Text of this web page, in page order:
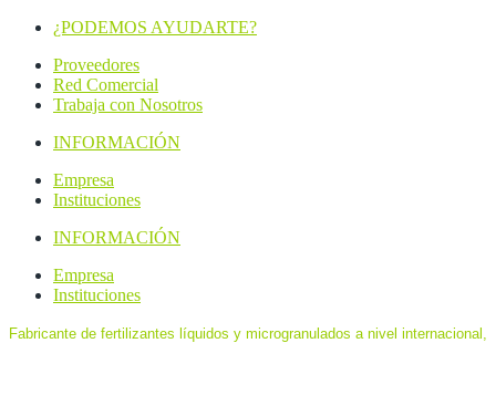
¿PODEMOS AYUDARTE?
Proveedores
Red Comercial
Trabaja con Nosotros
INFORMACIÓN
Empresa
Instituciones
INFORMACIÓN
Empresa
Instituciones
Fabricante de fertilizantes líquidos y microgranulados a nivel internacional,